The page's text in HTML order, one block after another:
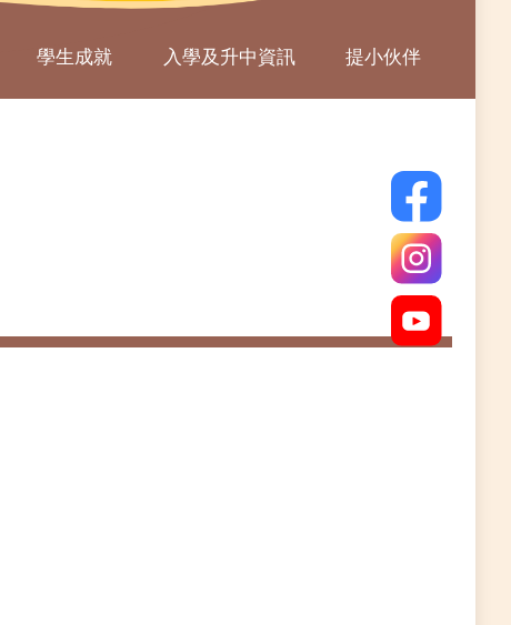
學生成就 入學及升中資訊 提小伙伴